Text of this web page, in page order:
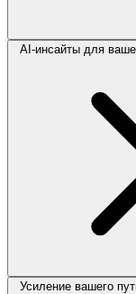
AI-инсайты для
Усиление вашего